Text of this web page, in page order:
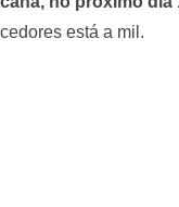
está a mil.